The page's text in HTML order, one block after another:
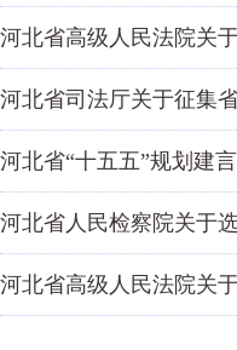
河北省高级人民法院关
河北省司法厅关于征集
河北省“十五五”规划建
河北省人民检察院关于
河北省高级人民法院关